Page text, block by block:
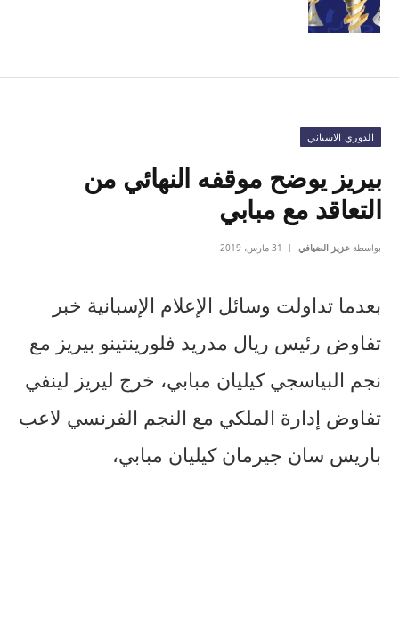
الدوري الاسباني
بيريز يوضح موقفه النهائي من
التعاقد مع مبابي
بواسطة عزيز الضيافي 31 مارس، 2019
بعدما تداولت وسائل الإعلام الإسبانية خبر
تفاوض رئيس ريال مدريد فلورينتينو بيريز مع
نجم البياسجي كيليان مبابي، خرج ليريز لينفي
تفاوض إدارة الملكي مع النجم الفرنسي لاعب
باريس سان جيرمان كيليان مبابي،